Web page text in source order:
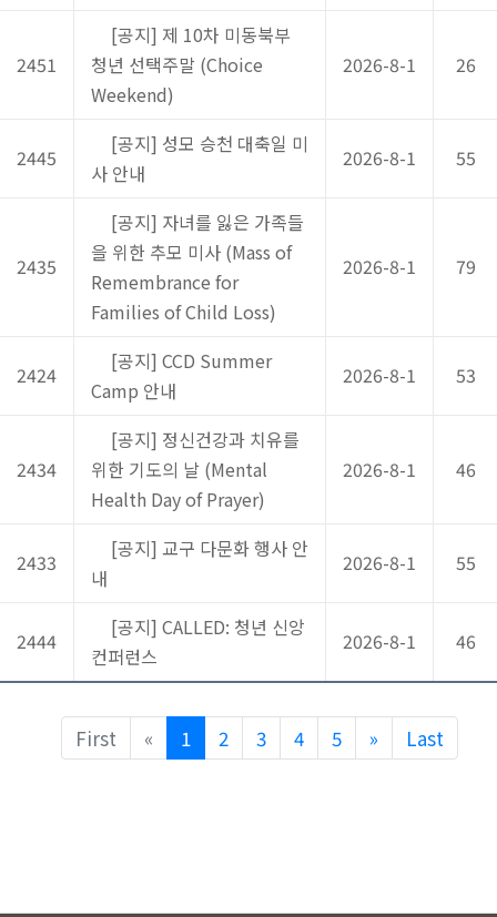
2451
[공지] 제 10차 미동북부
청년 선택주말 (Choice
Weekend)
2026-8-1 26
2445
[공지] 성모 승천 대축일 미
사 안내
2026-8-1 55
2435
[공지] 자녀를 잃은 가족들
을 위한 추모 미사 (Mass of
Remembrance for
Families of Child Loss)
2026-8-1 79
2424
[공지] CCD Summer
Camp 안내
2026-8-1 53
2434
[공지] 정신건강과 치유를
위한 기도의 날 (Mental
Health Day of Prayer)
2026-8-1 46
2433
[공지] 교구 다문화 행사 안
내
2026-8-1 55
2444
[공지] CALLED: 청년 신앙
컨퍼런스
2026-8-1 46
First « Previous
1 2 3 4 5 » NextLast